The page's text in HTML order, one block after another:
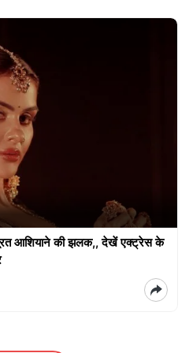
आशियाने की झलक,, देखें एक्ट्रेस के